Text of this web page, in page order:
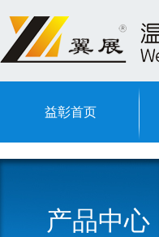
益彰首页
产品中心